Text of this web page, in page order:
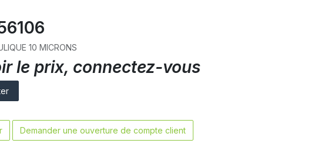
10 MICRONS
le prix, connectez-vous
Demander une ouverture de compte client